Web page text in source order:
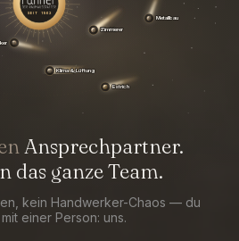
SEIT 1962
Garten &
Estrich
Ansprechpartner.
das ganze Team.
kein Handwerker-Chaos — du
einer Person: uns.